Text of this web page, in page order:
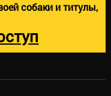
собаки и титулы,